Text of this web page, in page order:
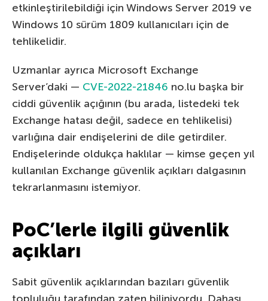
etkinleştirilebildiği için Windows Server 2019 ve
Windows 10 sürüm 1809 kullanıcıları için de
tehlikelidir.
Uzmanlar ayrıca Microsoft Exchange
Server’daki — CVE-2022-21846 no.lu başka bir
ciddi güvenlik açığının (bu arada, listedeki tek
Exchange hatası değil, sadece en tehlikelisi)
varlığına dair endişelerini de dile getirdiler.
Endişelerinde oldukça haklılar — kimse geçen yıl
kullanılan Exchange güvenlik açıkları dalgasının
tekrarlanmasını istemiyor.
PoC’lerle ilgili güvenlik
açıkları
Sabit güvenlik açıklarından bazıları güvenlik
topluluğu tarafından zaten biliniyordu. Dahası,